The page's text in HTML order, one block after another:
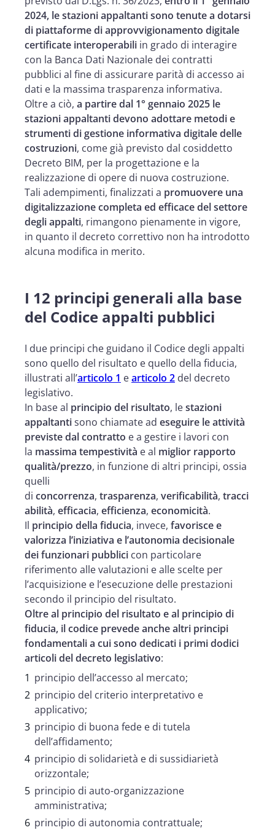
2024, le stazioni appaltanti sono tenute a dotarsi
di piattaforme di approvvigionamento digitale
certificate interoperabili in grado di interagire
con la Banca Dati Nazionale dei contratti
pubblici al fine di assicurare parità di accesso ai
dati e la massima trasparenza informativa.
Oltre a ciò, a partire dal 1° gennaio 2025 le
stazioni appaltanti devono adottare metodi e
strumenti di gestione informativa digitale delle
costruzioni, come già previsto dal cosiddetto
Decreto BIM, per la progettazione e la
realizzazione di opere di nuova costruzione.
Tali adempimenti, finalizzati a promuovere una
digitalizzazione completa ed efficace del settore
degli appalti, rimangono pienamente in vigore,
in quanto il decreto correttivo non ha introdotto
alcuna modifica in merito.
I 12 principi generali alla base
del Codice appalti pubblici
I due principi che guidano il Codice degli appalti
sono quello del risultato e quello della fiducia,
illustrati all’articolo 1 earticolo 2 del decreto
legislativo.
In base al principio del risultato, lestazioni
appaltantisono chiamate ad eseguire le attività
previste dal contratto e a gestire i lavori con
la massima tempestività e al miglior rapporto
qualità/prezzo, in funzione di altri principi, ossia
quelli
di concorrenza, trasparenza, verificabilità, tracci
abilità, efficacia, efficienza, economicità.
Il principio della fiducia, invece, favorisce e
valorizza l’iniziativa e l’autonomia decisionale
dei funzionari pubblici con particolare
riferimento alle valutazioni e alle scelte per
l’acquisizione e l’esecuzione delle prestazioni
secondo il principio del risultato.
Oltre al principio del risultato e al principio di
fiducia, il codice prevede anche altri principi
fondamentali a cui sono dedicati i primi dodici
articoli del decreto legislativo:
principio dell’accesso al mercato;
principio del criterio interpretativo e
applicativo;
principio di buona fede e di tutela
dell’affidamento;
principio di solidarietà e di sussidiarietà
orizzontale;
principio di auto-organizzazione
amministrativa;
principio di autonomia contrattuale;